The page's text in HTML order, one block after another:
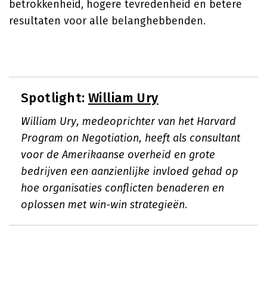
betrokkenheid, hogere tevredenheid en betere
resultaten voor alle belanghebbenden.
Spotlight: William Ury
William Ury, medeoprichter van het Harvard
Program on Negotiation, heeft als consultant
voor de Amerikaanse overheid en grote
bedrijven een aanzienlijke invloed gehad op
hoe organisaties conflicten benaderen en
oplossen met win-win strategieën.